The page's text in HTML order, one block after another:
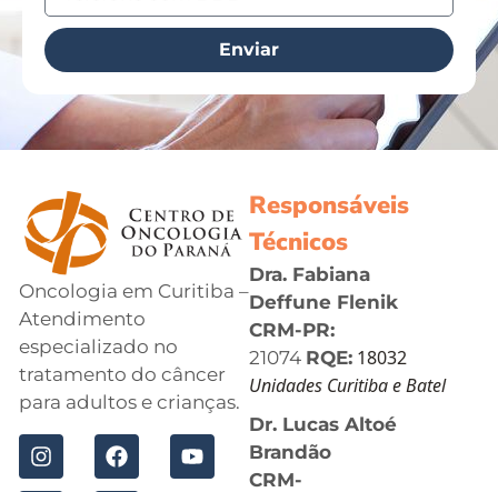
Enviar
Oncologia em Curitiba –
Atendimento
especializado no
tratamento do câncer
para adultos e crianças.
Responsáveis
Técnicos
Dra. Fabiana
Deffune Flenik
CRM-PR:
21074 RQE: 18032
Unidades Curitiba e Batel
Dr. Lucas Altoé
Brandão
CRM-